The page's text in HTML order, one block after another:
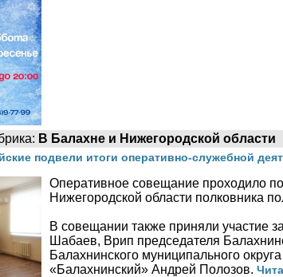
В Балахне и Нижегородской области
подвели итоги оперативно-служебной
Оперативное совещание проходило
Нижегородской области полковника
В совещании также приняли участие
Шабаев, Врип председателя
Балахнинского муниципального
«Балахнинский» Андрей Полозов.